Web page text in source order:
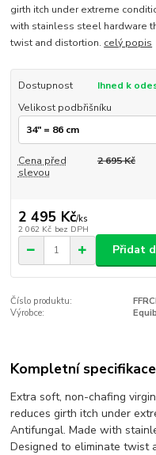
girth itch under extreme
with stainless steel hardware
twist and distortion. celý popis
Dostupnost
Ihned k
Velikost podbřišníku
Cena před
slevou
2 695 Kč
2 495 Kč/ks
2 062 Kč bez DPH
Přidat
Číslo produktu:
Výrobce:
Kompletní specifikace
Extra soft, non-chafing
reduces girth itch under
Antifungal. Made with
Designed to eliminate twist